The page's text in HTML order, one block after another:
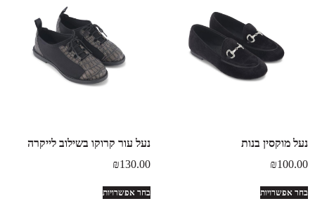
נעל מוקסין בנות
₪100.00
בחר אפשרויות
נעל עור קרוקו בשילוב לייקרה
₪130.00
בחר אפשרויות